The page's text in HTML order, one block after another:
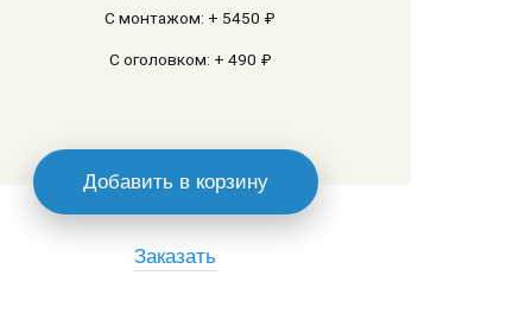
С монтажом: + 5450 ₽
С оголовком: + 490 ₽
Добавить в корзину
Заказать